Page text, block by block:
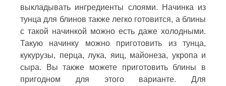
выкладывать ингредиенты слоями. Начинка из
тунца для блинов также легко готовится, а блины
с такой начинкой можно есть даже холодными.
Такую начинку можно приготовить из тунца,
кукурузы, перца, лука, яиц, майонеза, укропа и
сыра. Вы также можете приготовить блины в
пригодном для этого варианте. Для